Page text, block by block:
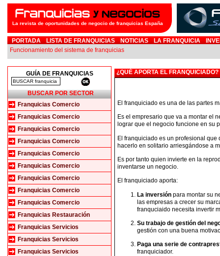
La revista de oportunidades de negocio de franquicias España
PORTADA LISTA DE FRANQUICIAS NOTICIAS LA FRANQUICIA
Funcionamiento del sistema de franquicias
GUÍA DE FRANQUICIAS
BUSCAR POR SECTOR
Franquicias Comercio
Franquicias Comercio
Franquicias Comercio
Franquicias Comercio
Franquicias Comercio
Franquicias Comercio
Franquicias Comercio
Franquicias Comercio
Franquicias Comercio
Franquicias Restauración
Franquicias Servicios
Franquicias Servicios
Franquicias Servicios
¿QUÉ APORTA EL FRANQUICIADO?
El franquiciado es una de las partes
Es el empresario que va a montar el
lograr que el negocio funcione en su
El franquiciado es un profesional
hacerlo en solitario arriesgándose a
Es por tanto quien invierte en la
inventarse un negocio.
El franquiciado aporta:
La inversión para montar su
las empresas a crecer su
franquciaido necesita invertir
Su trabajo de gestión del
gestión con una buena
Paga una serie de
franquiciador.